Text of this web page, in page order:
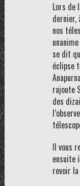
Lors de
dernier,
nos
se dit
éclipse
rajoute
des
Il vous
ensuite
revoir la